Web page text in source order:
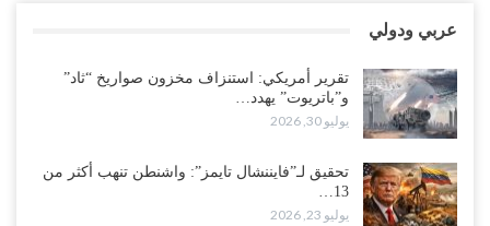
أغسطس 2, 2026
“تعز“| غضب شعبي يشلّ الخط الساحلي المخا- عدن.. هل بدأت المناطق
الاستراتيجية بالانفجار من الداخل..!
أغسطس 2, 2026
“حضرموت“| الانتقالي يناقش تشكيل لجان أهلية بأهم مناطق النفط..
وتلميحات إماراتية إلى انتقال التصعيد نحو الخيار العسكري..!
عربي ودولي
تقرير أمريكي: استنزاف مخزون صواريخ “ثاد”
و”باتريوت” يهدد…
يوليو 30, 2026
تحقيق لـ”فايننشال تايمز”: واشنطن تنهب أكثر من
13…
يوليو 23, 2026